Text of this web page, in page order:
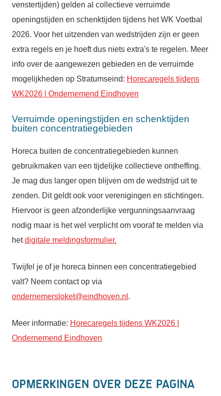
venstertijden) gelden al collectieve verruimde
openingstijden en schenktijden tijdens het WK Voetbal
2026. Voor het uitzenden van wedstrijden zijn er geen
extra regels en je hoeft dus niets extra's te regelen. Meer
info over de aangewezen gebieden en de verruimde
mogelijkheden op Stratumseind: Horecaregels tijdens
WK2026 | Ondernemend Eindhoven
Verruimde openingstijden en schenktijden
buiten concentratiegebieden
Horeca buiten de concentratiegebieden kunnen
gebruikmaken van een tijdelijke collectieve ontheffing.
Je mag dus langer open blijven om de wedstrijd uit te
zenden. Dit geldt ook voor verenigingen en stichtingen.
Hiervoor is geen afzonderlijke vergunningsaanvraag
nodig maar is het wel verplicht om vooraf te melden via
hetdigitale meldingsformulier.
Twijfel je of je horeca binnen een concentratiegebied
valt? Neem contact op via
ondernemersloket@eindhoven.nl .
Meer informatie: Horecaregels tijdens WK2026 |
Ondernemend Eindhoven
Opmerkingen over deze pagina